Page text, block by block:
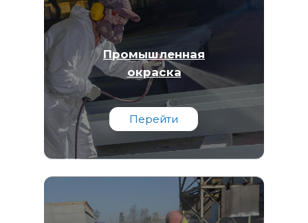
Промышленная
окраска
Перейти